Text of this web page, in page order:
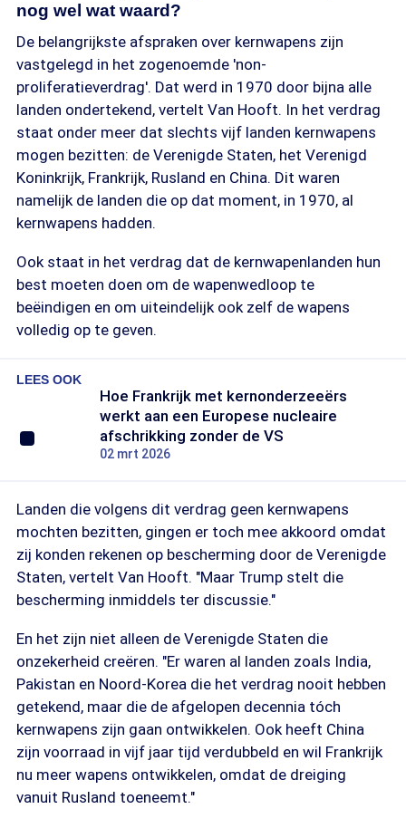
nog wel wat waard?
De belangrijkste afspraken over kernwapens zijn
vastgelegd in het zogenoemde 'non-
proliferatieverdrag'. Dat werd in 1970 door bijna alle
landen ondertekend, vertelt Van Hooft. In het verdrag
staat onder meer dat slechts vijf landen kernwapens
mogen bezitten: de Verenigde Staten, het Verenigd
Koninkrijk, Frankrijk, Rusland en China. Dit waren
namelijk de landen die op dat moment, in 1970, al
kernwapens hadden.
Ook staat in het verdrag dat de kernwapenlanden hun
best moeten doen om de wapenwedloop te
beëindigen en om uiteindelijk ook zelf de wapens
volledig op te geven.
LEES OOK
Hoe Frankrijk met kernonderzeeërs
werkt aan een Europese nucleaire
afschrikking zonder de VS
02 mrt 2026
Landen die volgens dit verdrag geen kernwapens
mochten bezitten, gingen er toch mee akkoord omdat
zij konden rekenen op bescherming door de Verenigde
Staten, vertelt Van Hooft. "Maar Trump stelt die
bescherming inmiddels ter discussie."
En het zijn niet alleen de Verenigde Staten die
onzekerheid creëren. "Er waren al landen zoals India,
Pakistan en Noord-Korea die het verdrag nooit hebben
getekend, maar die de afgelopen decennia tóch
kernwapens zijn gaan ontwikkelen. Ook heeft China
zijn voorraad in vijf jaar tijd verdubbeld en wil Frankrijk
nu meer wapens ontwikkelen, omdat de dreiging
vanuit Rusland toeneemt."